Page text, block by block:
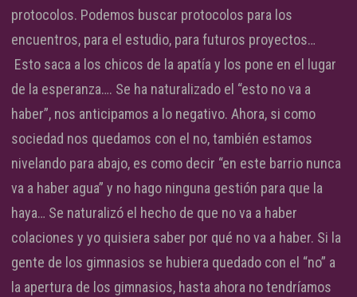
protocolos. Podemos buscar protocolos para los
encuentros, para el estudio, para futuros proyectos…
Esto saca a los chicos de la apatía y los pone en el lugar
de la esperanza…. Se ha naturalizado el “esto no va a
haber”, nos anticipamos a lo negativo. Ahora, si como
sociedad nos quedamos con el no, también estamos
nivelando para abajo, es como decir “en este barrio nunca
va a haber agua” y no hago ninguna gestión para que la
haya… Se naturalizó el hecho de que no va a haber
colaciones y yo quisiera saber por qué no va a haber. Si la
gente de los gimnasios se hubiera quedado con el “no” a
la apertura de los gimnasios, hasta ahora no tendríamos